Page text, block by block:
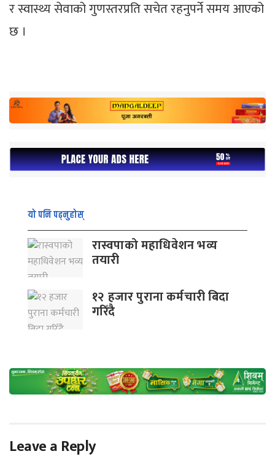
र स्वास्थ्य सेवाको गुणस्तरप्रति सचेत रहनुपर्ने समय आएको
छ ।
यो पनि पढ्नुहोस्
रास्वपाको महाधिवेशन भव्य
तयारी
१२ हजार पुराना कर्मचारी बिदा
गरिँदै
Leave a Reply